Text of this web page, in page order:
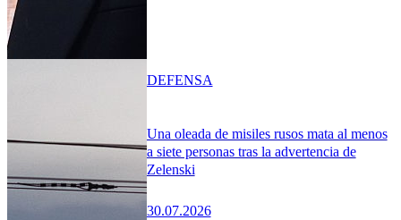
Una oleada de misiles rusos mata al menos
a siete personas tras la advertencia de
Zelenski
30.07.2026
DEFENSA